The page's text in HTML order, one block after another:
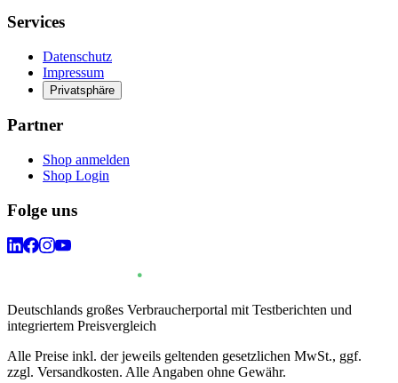
Services
Datenschutz
Impressum
Privatsphäre
Partner
Shop anmelden
Shop Login
Folge uns
Deutschlands großes Verbraucherportal mit Testberichten und
integriertem Preisvergleich
Alle Preise inkl. der jeweils geltenden gesetzlichen MwSt., ggf.
zzgl. Versandkosten. Alle Angaben ohne Gewähr.